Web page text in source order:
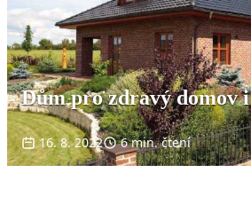
Dům pro zdravý domov
16. 8. 2022 6 min. čtení